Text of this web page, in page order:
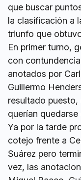
que buscar
la clasificación a
triunfo que
En primer turno,
con
anotados por
Guillermo
resultado puesto,
querían
Ya por la tarde
cotejo frente a
Suárez pero
vez, las